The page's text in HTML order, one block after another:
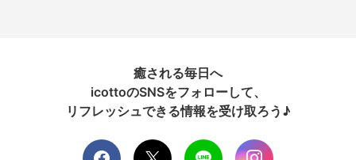
癒される毎日へ
icottoのSNSをフォローして、
リフレッシュできる情報を受け取ろう♪